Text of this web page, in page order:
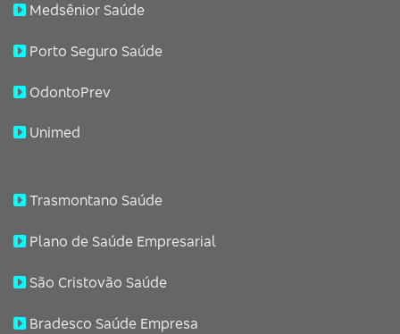
Medsênior Saúde
Porto Seguro Saúde
OdontoPrev
Unimed
Trasmontano Saúde
Plano de Saúde Empresarial
São Cristovão Saúde
Bradesco Saúde Empresa